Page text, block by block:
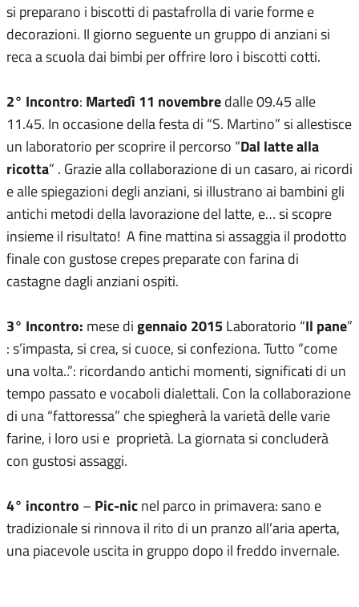
si preparano i biscotti di pastafrolla di varie forme e
decorazioni. Il giorno seguente un gruppo di anziani si
reca a scuola dai bimbi per offrire loro i biscotti cotti.
2° Incontro: Martedì 11 novembre dalle 09.45 alle
11.45. In occasione della festa di “S. Martino” si allestisce
un laboratorio per scoprire il percorso “Dal latte alla
ricotta” . Grazie alla collaborazione di un casaro, ai ricordi
e alle spiegazioni degli anziani, si illustrano ai bambini gli
antichi metodi della lavorazione del latte, e… si scopre
insieme il risultato! A fine mattina si assaggia il prodotto
finale con gustose crepes preparate con farina di
castagne dagli anziani ospiti.
3° Incontro: mese di gennaio 2015 Laboratorio “Il pane”
: s’impasta, si crea, si cuoce, si confeziona. Tutto “come
una volta..”: ricordando antichi momenti, significati di un
tempo passato e vocaboli dialettali. Con la collaborazione
di una “fattoressa” che spiegherà la varietà delle varie
farine, i loro usi e proprietà. La giornata si concluderà
con gustosi assaggi.
4° incontro – Pic-nic nel parco in primavera: sano e
tradizionale si rinnova il rito di un pranzo all’aria aperta,
una piacevole uscita in gruppo dopo il freddo invernale.